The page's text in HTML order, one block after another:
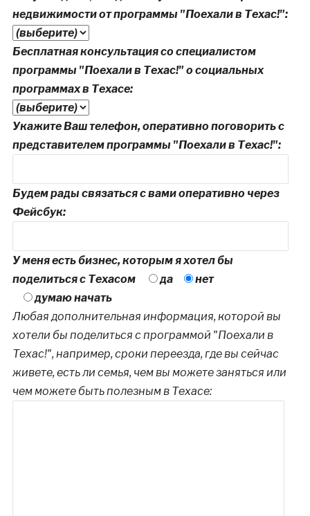
недвижимости от программы "Поехали в Техас!":
Бесплатная консультация со специалистом
программы "Поехали в Техас!" о социальных
программах в Техасе:
Укажите Ваш телефон, оперативно поговорить с
представителем программы "Поехали в Техас!":
Будем рады связаться с вами оперативно через
Фейсбук:
У меня есть бизнес, которым я хотел бы
поделиться с Техасом
да
нет
думаю начать
Любая дополнительная информация, которой вы
хотели бы поделиться с программой "Поехали в
Техас!", например, сроки переезда, где вы сейчас
живете, есть ли семья, чем вы можете заняться или
чем можете быть полезным в Техасе: